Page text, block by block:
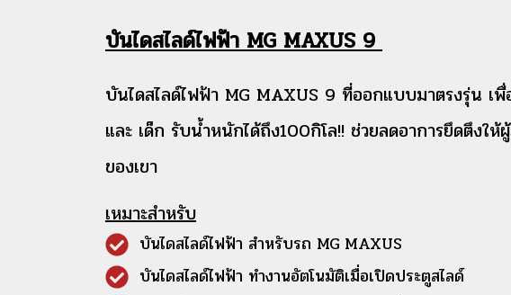
บันไดสไลด์ไฟฟ้า MG MAXUS 9
บันไดสไลด์ไฟฟ้า MG MAXUS 9 ที่ออกแบบมาตรงรุ่น
และ เด็ก รับน้ำหนักได้ถึง100กิโล!! ช่วยลดอาการยึดตึงใ
ของเขา
เหมาะสำหรับ
บันไดสไลด์ไฟฟ้า สำหรับรถ MG MAXUS
บันไดสไลด์ไฟฟ้า ทำงานอัตโนมัติเมื่อเปิดประตูสไลด์